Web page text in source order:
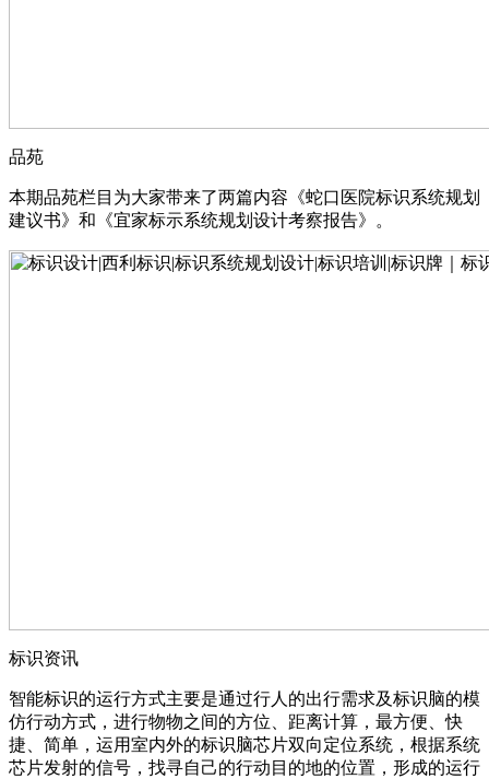
品苑
本期品苑栏目为大家带来了两篇内容《蛇口医院标识系统规划
建议书》和《宜家标示系统规划设计考察报告》。
标识资讯
智能标识的运行方式主要是通过行人的出行需求及标识脑的模
仿行动方式，进行物物之间的方位、距离计算，最方便、快
捷、简单，运用室内外的标识脑芯片双向定位系统，根据系统
芯片发射的信号，找寻自己的行动目的地的位置，形成的运行